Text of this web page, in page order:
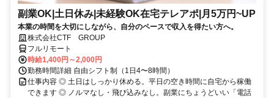
副業OK|土日休み|未経験OK在宅テレアポ|月5万円~UP
本業の時間を大切にしながら、自分のペースで収入を得たい方へ。
株式会社CTF GROUP
フルリモート
時給1,400円～2,000円
勤務時間詳細 自由シフト制（1日4〜8時間）
仕事内容 ◎ 土日はしっかり休める。平日の空き時間に自宅から稼働
できます ◎ ノルマなし・飛び込みなし。副業にちょうどいい「電話